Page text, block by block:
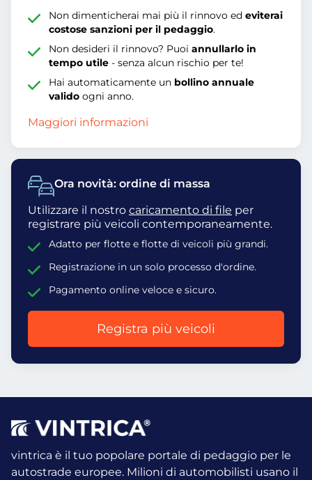
Ora novità: ordine di massa
Utilizzare il nostro caricamento di file per
registrare più veicoli contemporaneamente.
Adatto per flotte e flotte di veicoli più grandi.
Registrazione in un solo processo d'ordine.
Pagamento online veloce e sicuro.
Registra più veicoli
Non dimenticherai mai più il rinnovo edeviterai
costose sanzioni per il pedaggio.
Non desideri il rinnovo? Puoiannullarlo in
tempo utile - senza alcun rischio per te!
Hai automaticamente un bollino annuale
valido ogni anno.
Maggiori informazioni
vintrica è il tuo popolare portale di pedaggio per le
autostrade europee. Milioni di automobilisti usano il